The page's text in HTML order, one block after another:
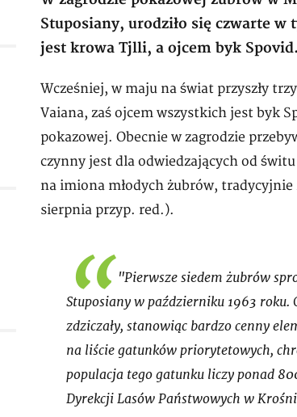
Stuposiany, urodziło się czwarte
jest krowa Tjlli, a ojcem byk Spovid.
Wcześniej, w maju na świat przyszły
Vaiana, zaś ojcem wszystkich jest byk
pokazowej. Obecnie w zagrodzie
czynny jest dla odwiedzających od
na imiona młodych żubrów,
sierpnia przyp. red.).
"Pierwsze siedem żubrów
Stuposiany w październiku 1963 roku.
zdziczały, stanowiąc bardzo cenny
na liście gatunków priorytetowych,
populacja tego gatunku liczy ponad
Dyrekcji Lasów Państwowych w